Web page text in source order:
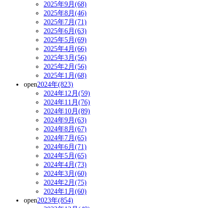
2025年9月(68)
2025年8月(46)
2025年7月(71)
2025年6月(63)
2025年5月(69)
2025年4月(66)
2025年3月(56)
2025年2月(56)
2025年1月(68)
open2024年(823)
2024年12月(59)
2024年11月(76)
2024年10月(89)
2024年9月(63)
2024年8月(67)
2024年7月(65)
2024年6月(71)
2024年5月(65)
2024年4月(73)
2024年3月(60)
2024年2月(75)
2024年1月(60)
open2023年(854)